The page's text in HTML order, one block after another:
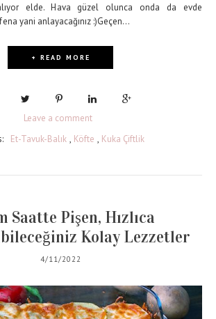
elde. Hava güzel olunca onda da evde
yani anlayacağınız :)Geçen...
+ READ MORE
Leave a comment
Et-Tavuk-Balık , Köfte , Kuka Çiftlik
Saatte Pişen, Hızlıca
Kolay Lezzetler
4/11/2022